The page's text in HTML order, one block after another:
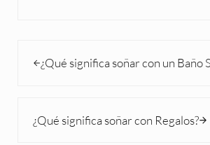
¿Qué significa soñar con un Baño
¿Qué significa soñar con Regalos?